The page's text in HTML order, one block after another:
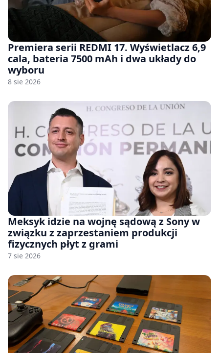
Premiera serii REDMI 17. Wyświetlacz 6,9
cala, bateria 7500 mAh i dwa układy do
wyboru
8 sie 2026
Meksyk idzie na wojnę sądową z Sony w
związku z zaprzestaniem produkcji
fizycznych płyt z grami
7 sie 2026